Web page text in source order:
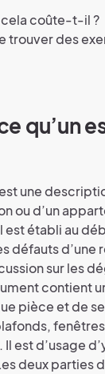
coûte-t-il ?
trouver des
qu’un
une
ou d’un
établi au
défauts d’une
sur les
contient
pièce et de
est d’usage
deux parties